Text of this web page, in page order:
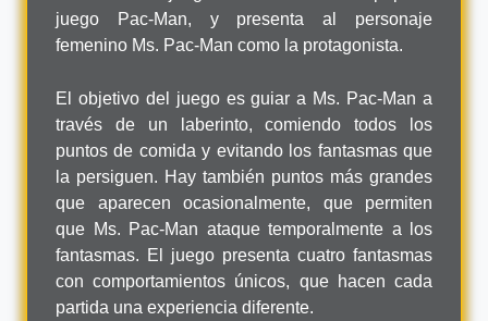
juego Pac-Man, y presenta al personaje
femenino Ms. Pac-Man como la protagonista.
El objetivo del juego es guiar a Ms. Pac-Man a
través de un laberinto, comiendo todos los
puntos de comida y evitando los fantasmas que
la persiguen. Hay también puntos más grandes
que aparecen ocasionalmente, que permiten
que Ms. Pac-Man ataque temporalmente a los
fantasmas. El juego presenta cuatro fantasmas
con comportamientos únicos, que hacen cada
partida una experiencia diferente.